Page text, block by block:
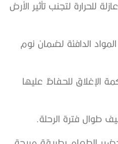
لتجنب تأثير الأرض
الدافئة لضمان نوم
الإغلاق للحفاظ عليها
طوال فترة الرحلة.